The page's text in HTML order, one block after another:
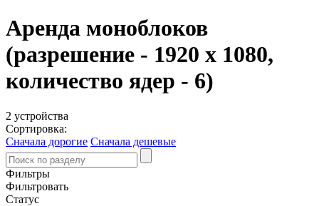
Аренда моноблоков
(разрешение - 1920 x 1080,
количество ядер - 6)
2 устройства
Сортировка:
Сначала дорогие Сначала дешевые
Фильтры
Фильтровать
Статус